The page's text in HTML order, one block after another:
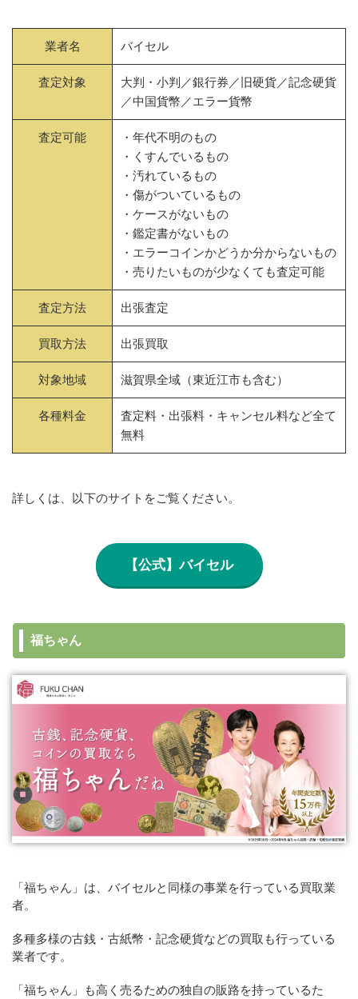
業者名 バイセル
査定対象
大判・小判／銀行券／旧硬貨／記念硬貨
／中国貨幣／エラー貨幣
査定可能
・年代不明のもの
・くすんでいるもの
・汚れているもの
・傷がついているもの
・ケースがないもの
・鑑定書がないもの
・エラーコインかどうか分からないもの
・売りたいものが少なくても査定可能
査定方法 出張査定
買取方法 出張買取
対象地域 滋賀県全域（東近江市も含む）
各種料金
査定料・出張料・キャンセル料など全て
無料
詳しくは、以下のサイトをご覧ください。
【公式】バイセル
福ちゃん
「福ちゃん」は、バイセルと同様の事業を行っている買取業
者。
多種多様の古銭・古紙幣・記念硬貨などの買取も行っている
業者です。
「福ちゃん」も高く売るための独自の販路を持っているた